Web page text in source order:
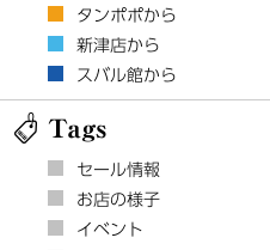
タンポポから
新津店から
スバル館から
Tags
セール情報
お店の様子
イベント